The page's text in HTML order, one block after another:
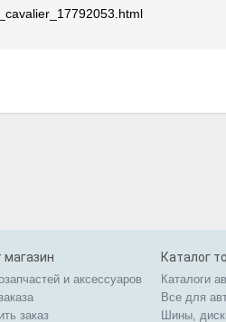
магазин
и аксессуаров
заказ
Каталог
Каталоги
Все для
Шины,